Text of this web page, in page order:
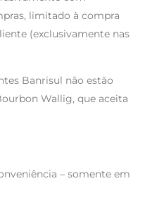
limitado à compra
(exclusivamente nas
Banrisul não estão
Wallig, que aceita
– somente em